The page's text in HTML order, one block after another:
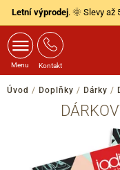
Letní výprodej. 🌞 Slevy až
Menu Kontakt
Úvod / Doplňky / Dárky /